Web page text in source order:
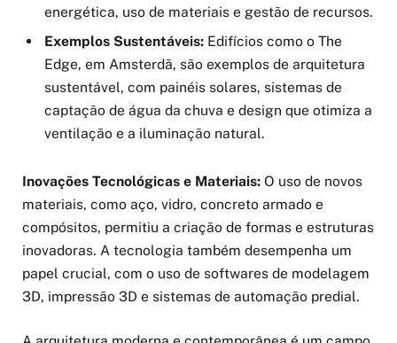
energética, uso de materiais e gestão de recursos.
Exemplos Sustentáveis: Edifícios como o The
Edge, em Amsterdã, são exemplos de arquitetura
sustentável, com painéis solares, sistemas de
captação de água da chuva e design que otimiza a
ventilação e a iluminação natural.
Inovações Tecnológicas e Materiais: O uso de novos
materiais, como aço, vidro, concreto armado e
compósitos, permitiu a criação de formas e estruturas
inovadoras. A tecnologia também desempenha um
papel crucial, com o uso de softwares de modelagem
3D, impressão 3D e sistemas de automação predial.